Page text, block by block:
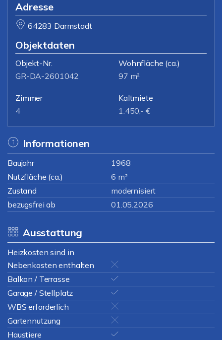
Adresse
64283 Darmstadt
Objektdaten
Objekt-Nr.
GR-DA-2601042
Wohnfläche (ca.)
97 m²
Zimmer
4
Kaltmiete
1.450,- €
Informationen
Baujahr
1968
Nutzfläche (ca.)
6 m²
Zustand
modernisiert
bezugsfrei ab
01.05.2026
Ausstattung
Heizkosten sind in
Nebenkosten enthalten
Balkon / Terrasse
Garage / Stellplatz
WBS erforderlich
Gartennutzung
Haustiere